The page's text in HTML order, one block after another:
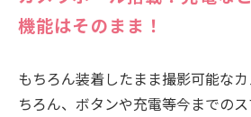
機能はそのまま！
もちろん装着したまま撮影可能な
ちろん、ボタンや充電等今までの